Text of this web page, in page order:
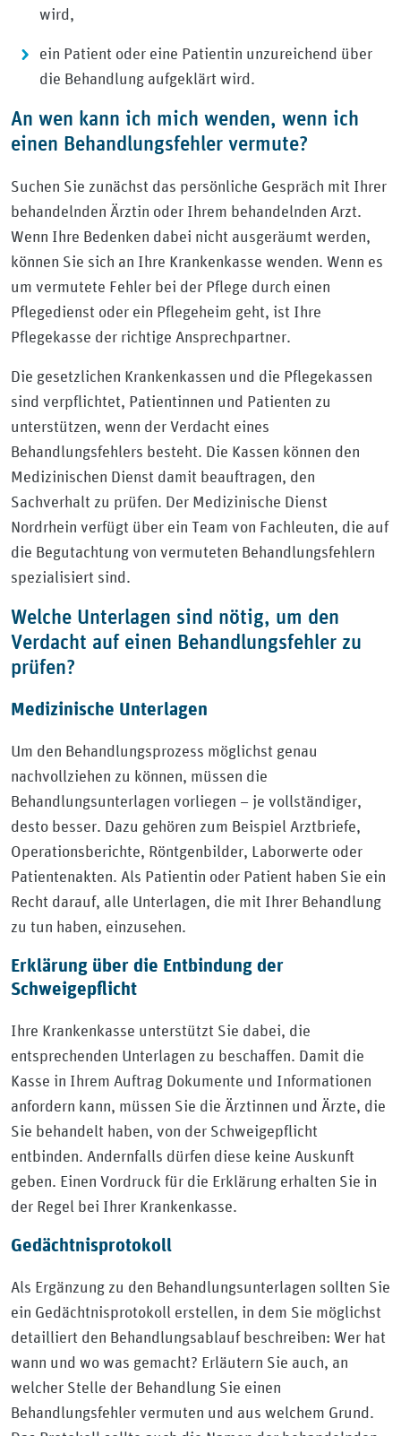
wird,
ein Patient oder eine Patientin unzureichend über
die Behandlung aufgeklärt wird.
An wen kann ich mich wenden, wenn ich
einen Behandlungsfehler vermute?
Suchen Sie zunächst das persönliche Gespräch mit Ihrer
behandelnden Ärztin oder Ihrem behandelnden Arzt.
Wenn Ihre Bedenken dabei nicht ausgeräumt werden,
können Sie sich an Ihre Krankenkasse wenden. Wenn es
um vermutete Fehler bei der Pflege durch einen
Pflegedienst oder ein Pflegeheim geht, ist Ihre
Pflegekasse der richtige Ansprechpartner.
Die gesetzlichen Krankenkassen und die Pflegekassen
sind verpflichtet, Patientinnen und Patienten zu
unterstützen, wenn der Verdacht eines
Behandlungsfehlers besteht. Die Kassen können den
Medizinischen Dienst damit beauftragen, den
Sachverhalt zu prüfen. Der Medizinische Dienst
Nordrhein verfügt über ein Team von Fachleuten, die auf
die Begutachtung von vermuteten Behandlungsfehlern
spezialisiert sind.
Welche Unterlagen sind nötig, um den
Verdacht auf einen Behandlungsfehler zu
prüfen?
Medizinische Unterlagen
Um den Behandlungsprozess möglichst genau
nachvollziehen zu können, müssen die
Behandlungsunterlagen vorliegen – je vollständiger,
desto besser. Dazu gehören zum Beispiel Arztbriefe,
Operationsberichte, Röntgenbilder, Laborwerte oder
Patientenakten. Als Patientin oder Patient haben Sie ein
Recht darauf, alle Unterlagen, die mit Ihrer Behandlung
zu tun haben, einzusehen.
Erklärung über die Entbindung der
Schweigepflicht
Ihre Krankenkasse unterstützt Sie dabei, die
entsprechenden Unterlagen zu beschaffen. Damit die
Kasse in Ihrem Auftrag Dokumente und Informationen
anfordern kann, müssen Sie die Ärztinnen und Ärzte, die
Sie behandelt haben, von der Schweigepflicht
entbinden. Andernfalls dürfen diese keine Auskunft
geben. Einen Vordruck für die Erklärung erhalten Sie in
der Regel bei Ihrer Krankenkasse.
Gedächtnisprotokoll
Als Ergänzung zu den Behandlungsunterlagen sollten Sie
ein Gedächtnisprotokoll erstellen, in dem Sie möglichst
detailliert den Behandlungsablauf beschreiben: Wer hat
wann und wo was gemacht? Erläutern Sie auch, an
welcher Stelle der Behandlung Sie einen
Behandlungsfehler vermuten und aus welchem Grund.